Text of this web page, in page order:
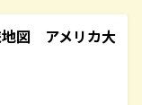
図 アメリカ大